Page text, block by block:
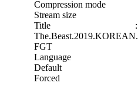
Compression
Stream size :
Title :
FGT
Language :
Default :
Forced :